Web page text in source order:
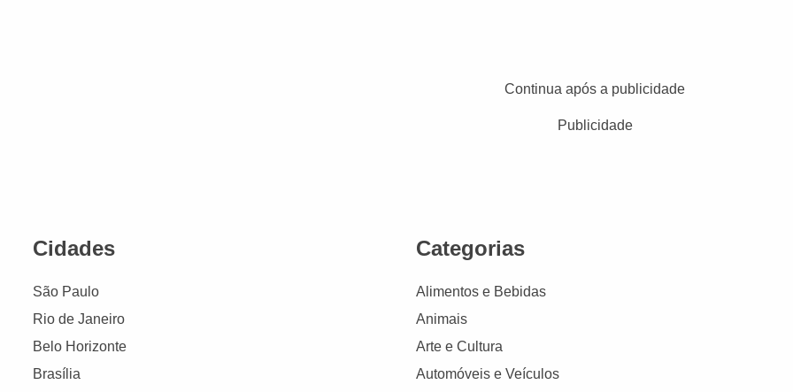
Continua após a publicidade
Publicidade
Cidades
São Paulo
Rio de Janeiro
Belo Horizonte
Brasília
Categorias
Alimentos e Bebidas
Animais
Arte e Cultura
Automóveis e Veículos